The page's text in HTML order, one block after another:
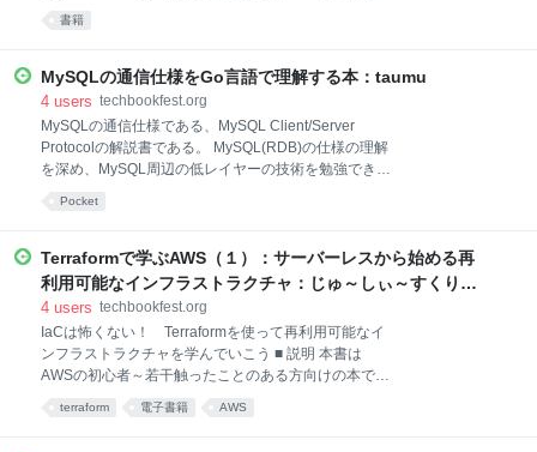
グパターンを創造し、自分用Markdownスライドツー
様なテーマは、エムスリーエンジニアが日々の業務で
培った専門性と、それを超えて広がる自由な発想、そ
ミュニティも運営しています。その経験から実プロジ
ェクトで活用するために必要な知識を順序立ててご紹
公開しているので、そちら参照しながら読んでくださ
い。 前半では、コードを書くためのVS Codeのセット
アップからサンプルとなるLambdaやECSを実装しな
がら理解を深めていきます。 後半では、テスト方法、
複数アカウントへの展開、パラメータ管理、アーキテ
紹介します。 こんな方におすすめ！ 📍これから AWS
使われる AWS CDK の開発や運用の知識を身につけた
い
書籍
MySQLの通信仕様をGo言語で理解する本：taumu
4 users techbookfest.org
MySQLの通信仕様である、MySQL Client/Server
Protocolの解説書である。 MySQL(RDB)の仕様の理解
を深め、MySQL周辺の低レイヤーの技術を勉強でき
使っている時に観測する挙動が、MySQLとクライアン
トライブラリのどこで定義された仕様なのかが分かる
ようになる。また、コネクションやメモリなどのリソ
MySQL周辺の低レイヤーの技術を勉強できる。
MySQLの通信仕様はTCP/IPやOSや暗号化技術の上に
成り立っているため、通信仕様やその実装を追ってい
くことで、低レイヤーの技術の実装を理解できたり、
Pocket
Terraformで学ぶAWS（１）：サーバーレスから始める再
利用可能なインフラストラクチャ：じゅ～しぃ～すくりぷ
と
4 users techbookfest.org
IaCは怖くない！ Terraformを使って再利用可能なイ
ンフラストラクチャを学んでいこう ■ 説明 本書は
AWSの初心者～若干触ったことのある方向けの本で
す。Terraformとは、HashiCorp社により開発している
オープンソースのインフラ自動構成ツールです。AWS
terraform 電子書籍 AWS